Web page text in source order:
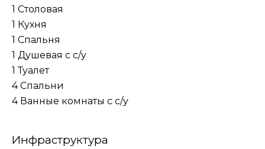
1 Столовая
1 Кухня
1 Спальня
1 Душевая с с/у
1 Туалет
4 Спальни
4 Ванные комнаты с с/у
Инфраструктура